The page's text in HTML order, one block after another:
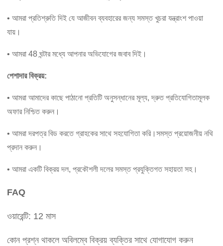
• আমরা প্রতিশ্রুতি দিই যে আজীবন ব্যবহারের জন্য সমস্ত খুচরা যন্ত্রাংশ পাওয়া
যায়।
• আমরা 48 ঘন্টার মধ্যে আপনার অভিযোগের জবাব দিই।
পেশাদার বিক্রয়:
• আমরা আমাদের কাছে পাঠানো প্রতিটি অনুসন্ধানের মূল্য, দ্রুত প্রতিযোগিতামূলক
অফার নিশ্চিত করুন।
• আমরা দরপত্র বিড করতে গ্রাহকের সাথে সহযোগিতা করি।সমস্ত প্রয়োজনীয় নথি
প্রদান করুন।
• আমরা একটি বিক্রয় দল, প্রকৌশলী দলের সমস্ত প্রযুক্তিগত সহায়তা সহ।
FAQ
ওয়ারেন্টি: 12 মাস
কোন প্রশ্ন থাকলে অবিলম্বে বিক্রয় ব্যক্তির সাথে যোগাযোগ করুন